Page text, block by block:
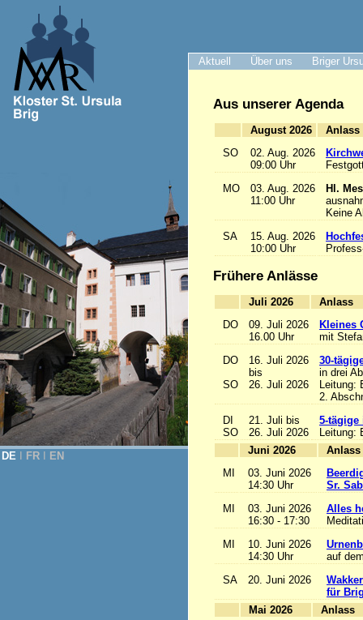
Aktuell Über uns Briger
DE FR EN
Aus unserer Agenda
August 2026
SO
02. Aug. 2026
09:00 Uhr
MO
03. Aug. 2026
11:00 Uhr
Hl.
Keine
SA
15. Aug. 2026
10:00 Uhr
Frühere Anlässe
Juli 2026
DO
09. Juli 2026
16.00 Uhr
Kleines
mit
DO
SO
16. Juli 2026
bis
26. Juli 2026
30-
in drei
Leitung:
2.
DI
SO
21. Juli bis
26. Juli 2026
5-
Leitung:
Juni 2026
MI
03. Juni 2026
14:30 Uhr
Sr.
MI
03. Juni 2026
16:30 - 17:30
Alles
MI
10. Juni 2026
14:30 Uhr
auf
SA
20. Juni 2026
für
Mai 2026